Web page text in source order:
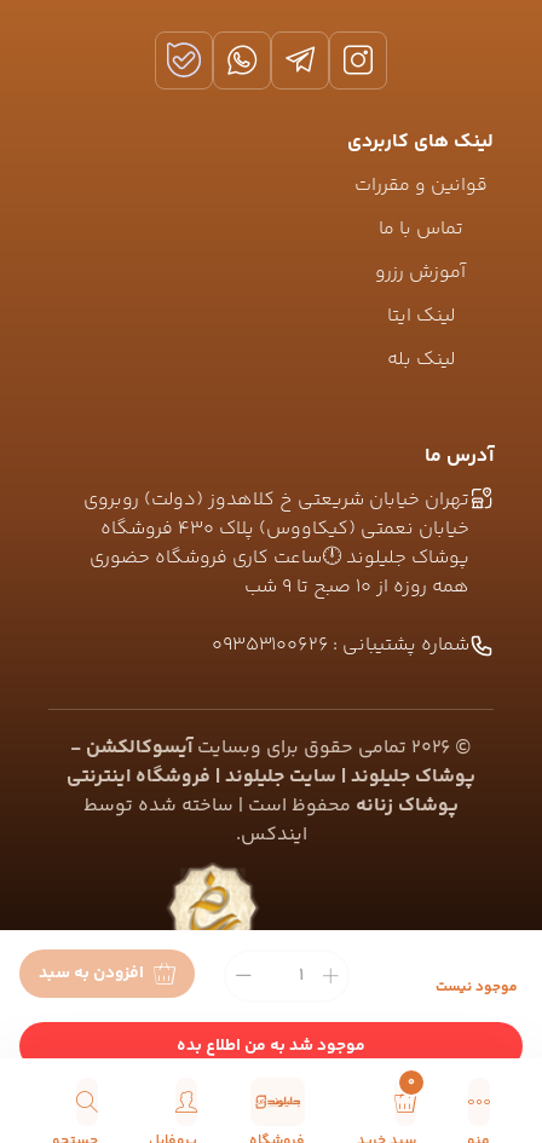
0
موجود نیست
افزودن به سبد
موجود شد به من اطلاع بده
لینک های کاربردی
قوانین و مقررات
تماس با ما
آموزش رزرو
لینک ایتا
لینک بله
آدرس ما
تهران خیابان شریعتی خ کلاهدوز (دولت) روبروی
خیابان نعمتی (کیکاووس) پلاک ۴۳۰ فروشگاه
پوشاک جلیلوند 🕛ساعت کاری فروشگاه حضوری
همه روزه از ۱۰ صبح تا ۹ شب
شماره پشتیبانی : 09353100626
©
2026 تمامی حقوق برای وبسایتآیسوکالکشن -
پوشاک جلیلوند | سایت جلیلوند | فروشگاه اینترنتی
پوشاک زنانه محفوظ است | ساخته شده توسط
ایندکس.